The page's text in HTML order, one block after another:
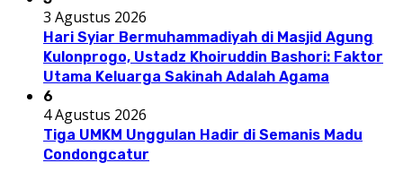
3 Agustus 2026
Hari Syiar Bermuhammadiyah di Masjid Agung
Kulonprogo, Ustadz Khoiruddin Bashori: Faktor
Utama Keluarga Sakinah Adalah Agama
6
4 Agustus 2026
Tiga UMKM Unggulan Hadir di Semanis Madu
Condongcatur